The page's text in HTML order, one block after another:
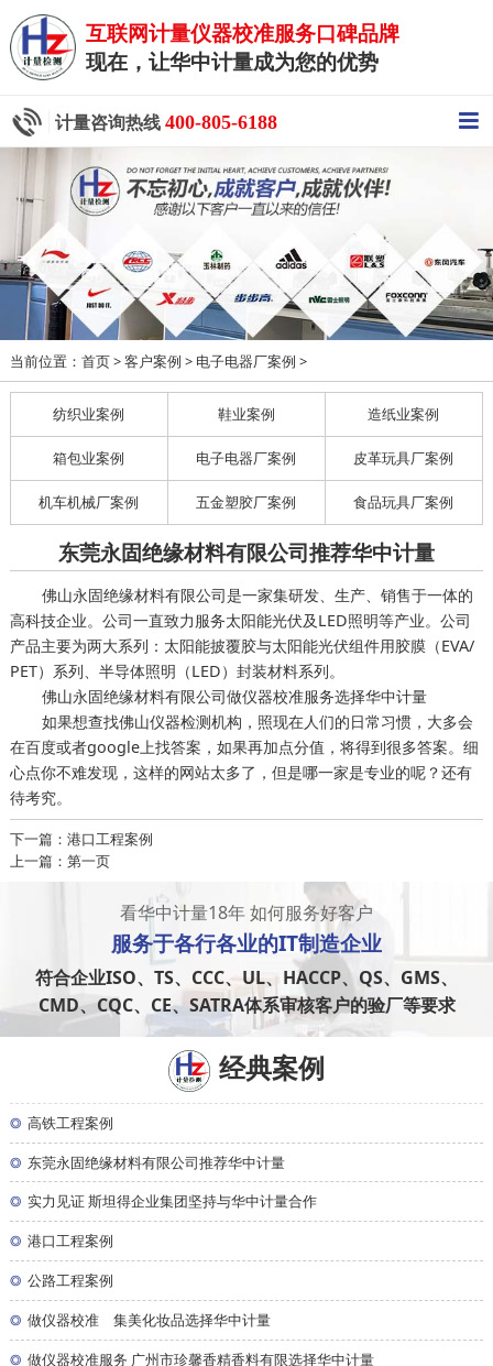
互联网计量仪器校准服务口碑品牌
现在，让华中计量成为您的优势
计量咨询热线 400-805-6188
当前位置： 首页> 客户案例 > 电子电器厂案例 >
纺织业案例 鞋业案例 造纸业案例
箱包业案例 电子电器厂案例 皮革玩具厂案例
机车机械厂案例 五金塑胶厂案例 食品玩具厂案例
东莞永固绝缘材料有限公司推荐华中计量
佛山永固绝缘材料有限公司是一家集研发、生产、销售于一体的
高科技企业。公司一直致力服务太阳能光伏及LED照明等产业。公司
产品主要为两大系列：太阳能披覆胶与太阳能光伏组件用胶膜（EVA/
PET）系列、半导体照明（LED）封装材料系列。
佛山永固绝缘材料有限公司做仪器校准服务选择华中计量
如果想查找佛山仪器检测机构，照现在人们的日常习惯，大多会
在百度或者google上找答案，如果再加点分值，将得到很多答案。细
心点你不难发现，这样的网站太多了，但是哪一家是专业的呢？还有
待考究。
下一篇：港口工程案例
上一篇：第一页
看华中计量18年 如何服务好客户
服务于各行各业的IT制造企业
符合企业ISO、TS、CCC、UL、HACCP、QS、GMS、
CMD、CQC、CE、SATRA体系审核客户的验厂等要求
经典案例
◎ 高铁工程案例
◎ 东莞永固绝缘材料有限公司推荐华中计量
◎ 实力见证 斯坦得企业集团坚持与华中计量合作
◎ 港口工程案例
◎ 公路工程案例
◎ 做仪器校准 集美化妆品选择华中计量
◎ 做仪器校准服务 广州市珍馨香精香料有限选择华中计量